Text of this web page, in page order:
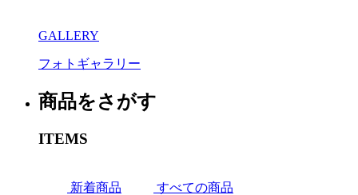
GALLERY
フォトギャラリー
商品をさがす
ITEMS
新着商品
すべての商品